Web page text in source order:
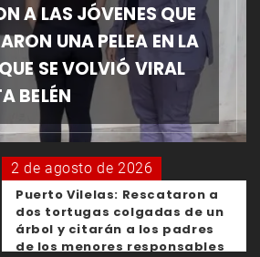
A LAS JÓVENES QUE
UNA PELEA EN LA
SE VOLVIÓ VIRAL
BELÉN
2 de agosto de 2026
Puerto Vilelas: Rescataron a
dos tortugas colgadas de un
árbol y citarán a los padres
de los menores responsables